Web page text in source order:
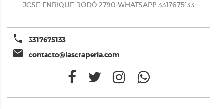
JOSE ENRIQUE RODÓ 2790 WHATSAPP 3317675133
phone 3317675133
email contacto@lascraperia.com